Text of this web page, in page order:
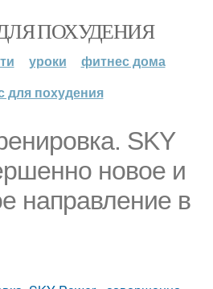
ПОХУДЕНИЯ
уроки
фитнес дома
для похудения
SKY
новое и
направление в